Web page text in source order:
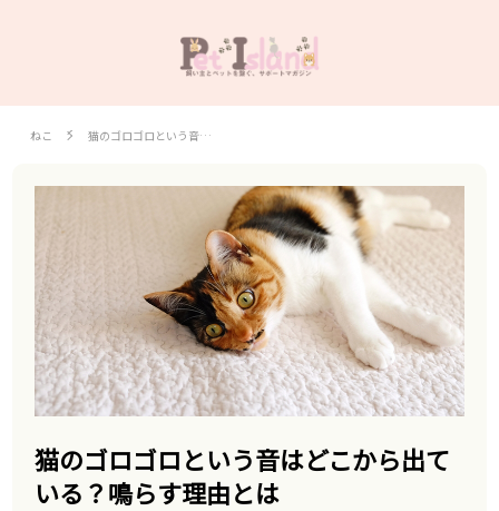
ねこ 猫のゴロゴロという音…
猫のゴロゴロという音はどこから出て
いる？鳴らす理由とは